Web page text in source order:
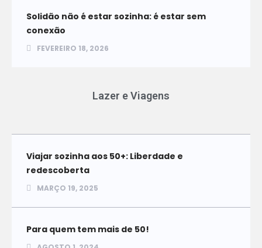
Solidão não é estar sozinha: é estar sem
conexão
FEVEREIRO 18, 2026
Lazer e Viagens
Viajar sozinha aos 50+: Liberdade e
redescoberta
MARÇO 19, 2025
Para quem tem mais de 50!